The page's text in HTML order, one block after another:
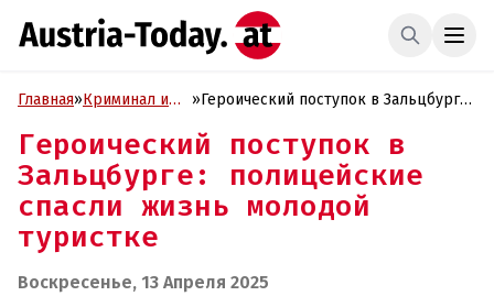
Главная»Криминал и
»Героический поступок в Зальцбурге:
туристке
Героический поступок в
Зальцбурге: полицейские
спасли жизнь молодой
туристке
Воскресенье, 13 Апреля 2025